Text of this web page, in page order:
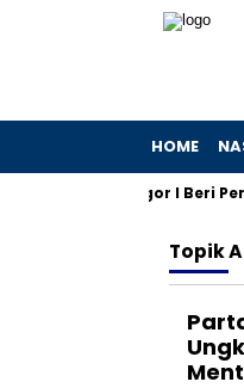
HOME
Kabupaten Bogor I Beri
Topik